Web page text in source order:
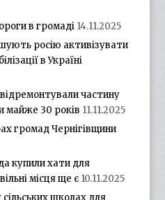
в громаді 14.11.2025
росію активізувати
в Україні
відремонтували частину
майже 30 років 11.11.2025
громад Чернігівщини
купили хати для
місця ще є 10.11.2025
школах для